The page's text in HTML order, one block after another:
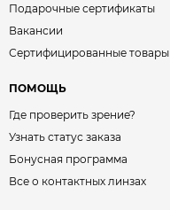
Подарочные сертификаты
Вакансии
Сертифицированные товары
ПОМОЩЬ
Где проверить зрение?
Узнать статус заказа
Бонусная программа
Все о контактных линзах